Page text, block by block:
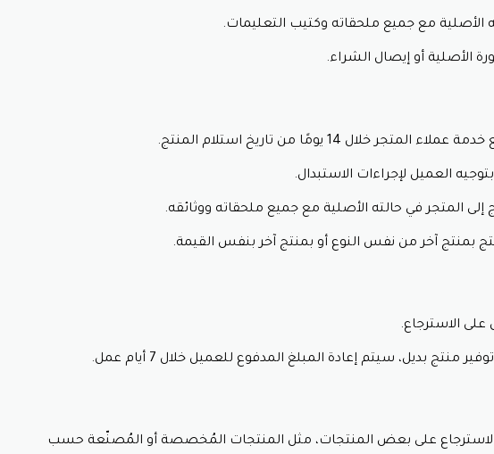
الأصلية مع جميع ملحقاته وكتيب التعليمات.
الأصلية أو إيصال الشراء.
خلال 14 يومًا من تاريخ استلام المنتج.
العميل لإجراءات الاستبدال.
إلى المتجر في حالته الأصلية مع جميع ملحقاته ووثائقه.
بمنتج آخر من نفس النوع أو بمنتج آخر بنفس القيمة.
الاسترجاع.
بديل، سيتم إعادة المبلغ المدفوع للعميل خلال 7 أيام عمل.
على بعض المنتجات، مثل المنتجات المُخصصة أو المُصنّعة حسب